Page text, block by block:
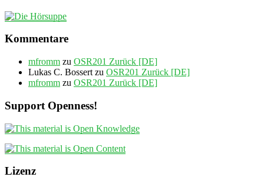
Kommentare
mfromm zu OSR201 Zurück [DE]
Lukas C. Bossert zu OSR201 Zurück [DE]
mfromm zu OSR201 Zurück [DE]
Support Openness!
Lizenz